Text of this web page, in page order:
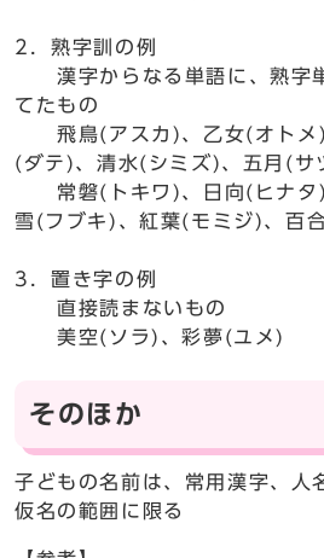
2．熟字訓の例
漢字からなる単語に、熟字
てたもの
飛鳥(アスカ)、乙女(オトメ)
(ダテ)、清水(シミズ)、五月(サ
常磐(トキワ)、日向(ヒナタ)
雪(フブキ)、紅葉(モミジ)、百
3．置き字の例
直接読まないもの
美空(ソラ)、彩夢(ユメ)
そのほか
子どもの名前は、常用漢字、人
仮名の範囲に限る